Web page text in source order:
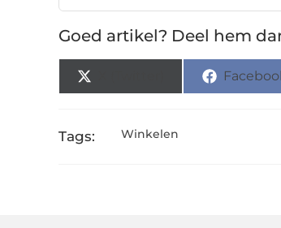
Goed artikel? Deel hem
Tags: Winkelen